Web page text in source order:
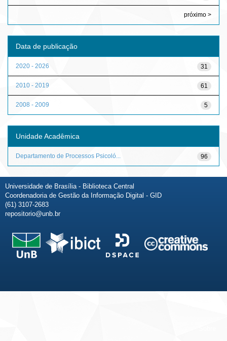
próximo >
Data de publicação
31
2020 - 2026
61
2010 - 2019
5
2008 - 2009
Unidade Acadêmica
96
Departamento de Processos Psicoló...
Universidade de Brasília - Biblioteca Central
Coordenadoria de Gestão da Informação Digital - GID
(61) 3107-2683
repositorio@unb.br